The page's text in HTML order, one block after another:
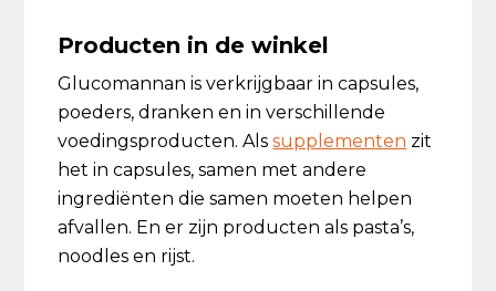
Producten in de winkel
Glucomannan is verkrijgbaar in capsules,
poeders, dranken en in verschillende
voedingsproducten. Alssupplementen zit
het in capsules, samen met andere
ingrediënten die samen moeten helpen
afvallen. En er zijn producten als pasta’s,
noodles en rijst.